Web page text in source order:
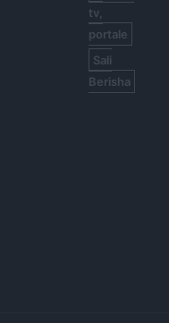
tv,
portale
Sali
Berisha